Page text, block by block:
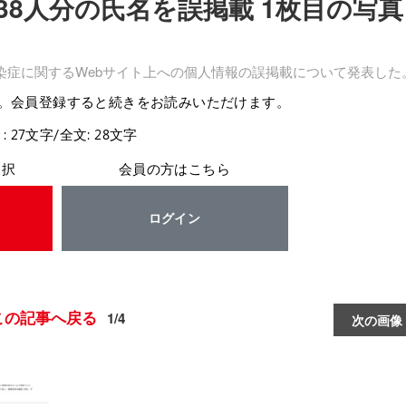
人分の氏名を誤掲載 1枚目の写
に関するWebサイト上への個人情報の誤掲載について発表した
会員登録すると続きをお読みいただけます。
27文字/全文: 28文字
会員の方はこちら
ログイン
次の画像
の記事へ戻る 1/4